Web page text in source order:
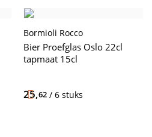
Bormioli Rocco
Bier Proefglas Oslo 22cl
tapmaat 15cl
25,62 / 6 stuks